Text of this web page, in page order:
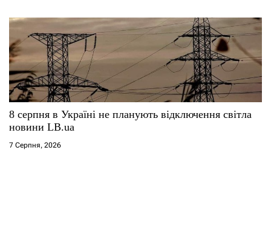
8 серпня в Україні не планують відключення світла
новини LB.ua
7 Серпня, 2026